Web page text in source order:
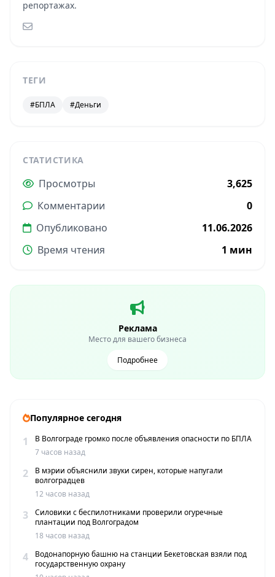
репортажах.
ТЕГИ
#БПЛА #Деньги
СТАТИСТИКА
Просмотры
3,625
Комментарии
0
Опубликовано
11.06.2026
Время чтения
1 мин
Реклама
Место для вашего бизнеса
Подробнее
Популярное сегодня
1
В Волгограде громко после объявления опасности по БПЛА
7 часов назад
2
В мэрии объяснили звуки сирен, которые напугали
волгоградцев
12 часов назад
3
Силовики с беспилотниками проверили огуречные
плантации под Волгоградом
18 часов назад
4
Водонапорную башню на станции Бекетовская взяли под
государственную охрану